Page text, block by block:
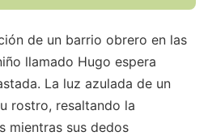
de un barrio obrero en las
llamado Hugo espera
La luz azulada de un
rostro, resaltando la
mientras sus dedos